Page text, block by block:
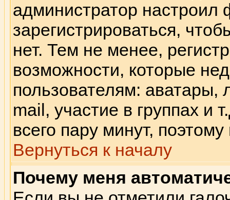
администратор
зарегистрироваться,
нет. Тем не менее,
возможности, которые
пользователям: аватары,
mail, участие в группах и
всего пару минут,
Вернуться к началу
Почему меня